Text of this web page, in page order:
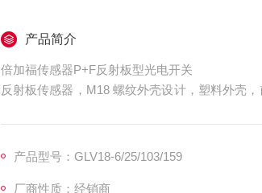
产品简介
倍加福传感器P+F反射板型光电开关
反射板传感器，M18 螺纹外壳设计，塑料外壳
用前光学面的型号
产品型号：GLV18-6/25/103/159
厂商性质：经销商